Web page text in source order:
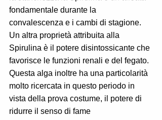
fondamentale durante la
convalescenza e i cambi di stagione.
Un altra proprietà attribuita alla
Spirulina è il potere disintossicante che
favorisce le funzioni renali e del fegato.
Questa alga inoltre ha una particolarità
molto ricercata in questo periodo in
vista della prova costume, il potere di
ridurre il senso di fame